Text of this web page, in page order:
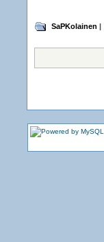
SaPKolainen |